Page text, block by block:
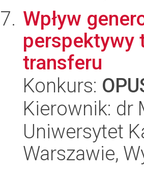
Wpływ
perspektywy
transferu
Konkurs:
Kierownik: dr
Uniwersytet
Warszawie,